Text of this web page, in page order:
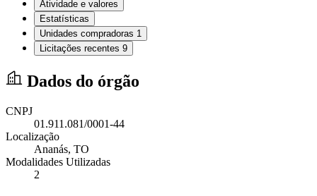
Atividade e valores
Estatísticas
Unidades compradoras 1
Licitações recentes 9
Dados do órgão
CNPJ
01.911.081/0001-44
Localização
Ananás, TO
Modalidades Utilizadas
2